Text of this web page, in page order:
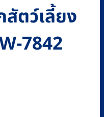
ตว์เลี้ยง
7842